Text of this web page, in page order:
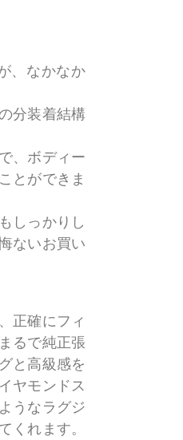
、なかなか
分装着結構
、ボディー
とができま
しっかりし
ないお買い
正確にフィ
るで純正張
と高級感を
ヤモンドス
うなラグジ
くれます。